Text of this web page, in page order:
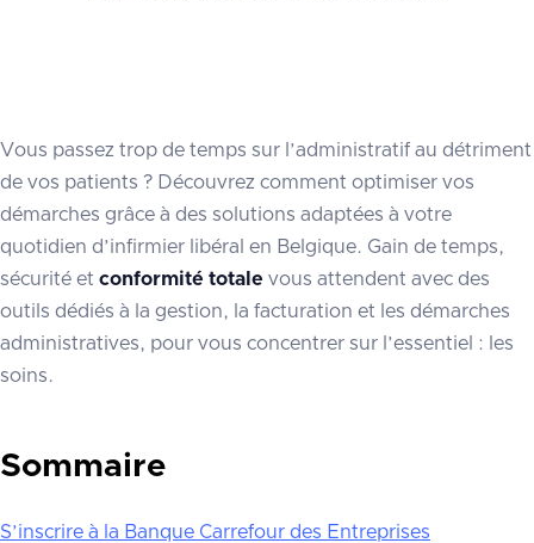
Vous passez trop de temps sur l’administratif au détriment
de vos patients ? Découvrez comment optimiser vos
démarches grâce à des solutions adaptées à votre
quotidien d’infirmier libéral en Belgique. Gain de temps,
sécurité et conformité totale vous attendent avec des
outils dédiés à la gestion, la facturation et les démarches
administratives, pour vous concentrer sur l’essentiel : les
soins.
Sommaire
S’inscrire à la Banque Carrefour des Entreprises